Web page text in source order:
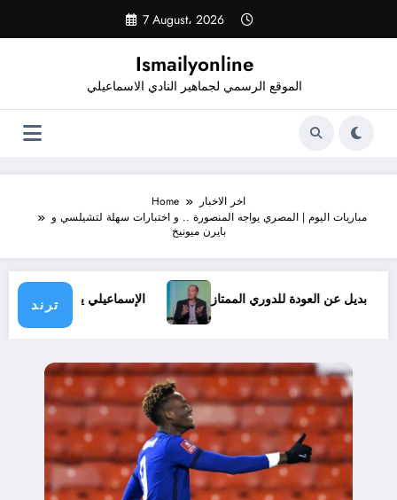
content
7 August، 2026
Ismailyonline
الموقع الرسمي لجماهير النادي الاسماعيلي
Home
اخر الاخبار
مباريات اليوم | المصري يواجه المنصورة .. و اختبارات سهلة لتشيلسي و
بايرن ميونيخ
ترند
الإسماعيلي يدخل ولا بديل عن العودة للدوري الممتاز